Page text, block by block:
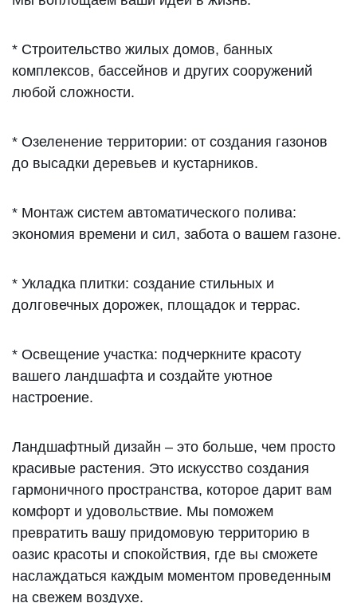
* Строительство жилых домов, банных
комплексов, бассейнов и других сооружений
любой сложности.
* Озеленение территории: от создания газонов
до высадки деревьев и кустарников.
* Монтаж систем автоматического полива:
экономия времени и сил, забота о вашем газоне.
* Укладка плитки: создание стильных и
долговечных дорожек, площадок и террас.
* Освещение участка: подчеркните красоту
вашего ландшафта и создайте уютное
настроение.
Ландшафтный дизайн – это больше, чем просто
красивые растения. Это искусство создания
гармоничного пространства, которое дарит вам
комфорт и удовольствие. Мы поможем
превратить вашу придомовую территорию в
оазис красоты и спокойствия, где вы сможете
наслаждаться каждым моментом проведенным
на свежем воздухе.